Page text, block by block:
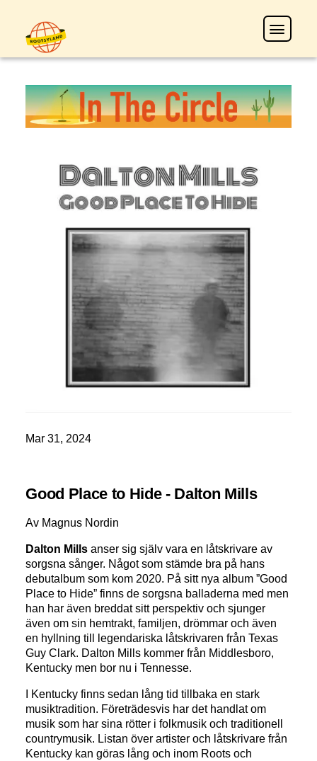
Mar 31, 2024
Good Place to Hide - Dalton Mills
Av Magnus Nordin
Dalton Mills anser sig själv vara en låtskrivare av
sorgsna sånger. Något som stämde bra på hans
debutalbum som kom 2020. På sitt nya album ”Good
Place to Hide” finns de sorgsna balladerna med men
han har även breddat sitt perspektiv och sjunger
även om sin hemtrakt, familjen, drömmar och även
en hyllning till legendariska låtskrivaren från Texas
Guy Clark. Dalton Mills kommer från Middlesboro,
Kentucky men bor nu i Tennesse.
I Kentucky finns sedan lång tid tillbaka en stark
musiktradition. Företrädesvis har det handlat om
musik som har sina rötter i folkmusik och traditionell
countrymusik. Listan över artister och låtskrivare från
Kentucky kan göras lång och inom Roots och